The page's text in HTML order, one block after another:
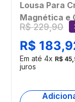
Lousa Para
Magnética e
Negro Play e
em 1
BR1767OUT
[Reembalado]
R$ 229,90
R$ 183,
Em até 4x R$ 45,
juros